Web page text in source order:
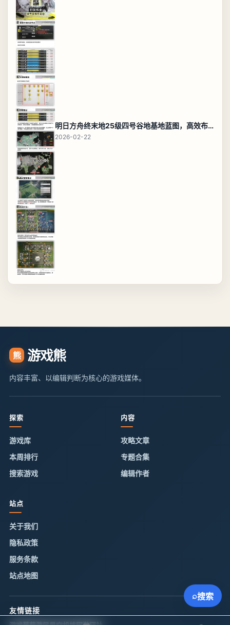
明日方舟终末地25级四号谷地基地蓝图，高效布局规划
2026-02-22
熊 游戏熊
内容丰富、以编辑判断为核心的游戏媒体。
探索
游戏库
本周排行
搜索游戏
内容
攻略文章
专题合集
编辑作者
站点
关于我们
隐私政策
服务条款
站点地图
友情链接
⌕搜索